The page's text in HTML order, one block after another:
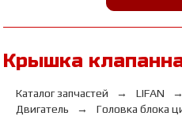
Крышка
Каталог запчастей LIFAN
Двигатель
Головка блока